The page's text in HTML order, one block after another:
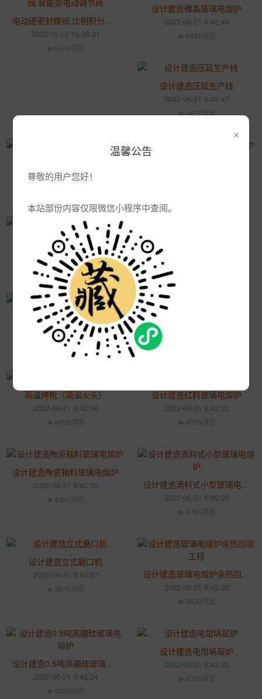
×
温馨公告
尊敬的用户您好！
本站部份内容仅限微信小程序中查阅。
电动硬密封蝶阀,比例积分调节阀,智能型电动调节阀
2022-10-13 16:38:21
6474浏览
设计建造微晶玻璃电熔炉
2022-06-21 8:42:49
4445浏览
设计建造压延生产线
2022-06-21 8:42:47
4472浏览
2022-06-21 8:42:46
设计建造重温炉（小烤炉）
2022-06-21 8:42:43
4396浏览
设计建造搪瓷釉料电熔炉
2022-06-21 8:42:39
4342浏览
高温烤枪（高温火头）
2022-06-21 8:42:36
4698浏览
设计建造红料玻璃电熔炉
2022-06-21 8:42:32
4079浏览
设计建造陶瓷釉料玻璃电熔炉
2022-06-21 8:42:30
4295浏览
设计建造滴料式小型玻璃电熔炉
2022-06-21 8:42:29
4094浏览
设计建造立式磨口机
2022-06-21 8:42:27
3876浏览
设计建造玻璃电熔炉余热回收工程
2022-06-21 8:42:26
3930浏览
设计建造0.5吨高硼硅玻璃电熔炉
2022-06-21 8:42:24
4029浏览
设计建造电坩埚窑炉
2022-06-21 8:42:23
4003浏览